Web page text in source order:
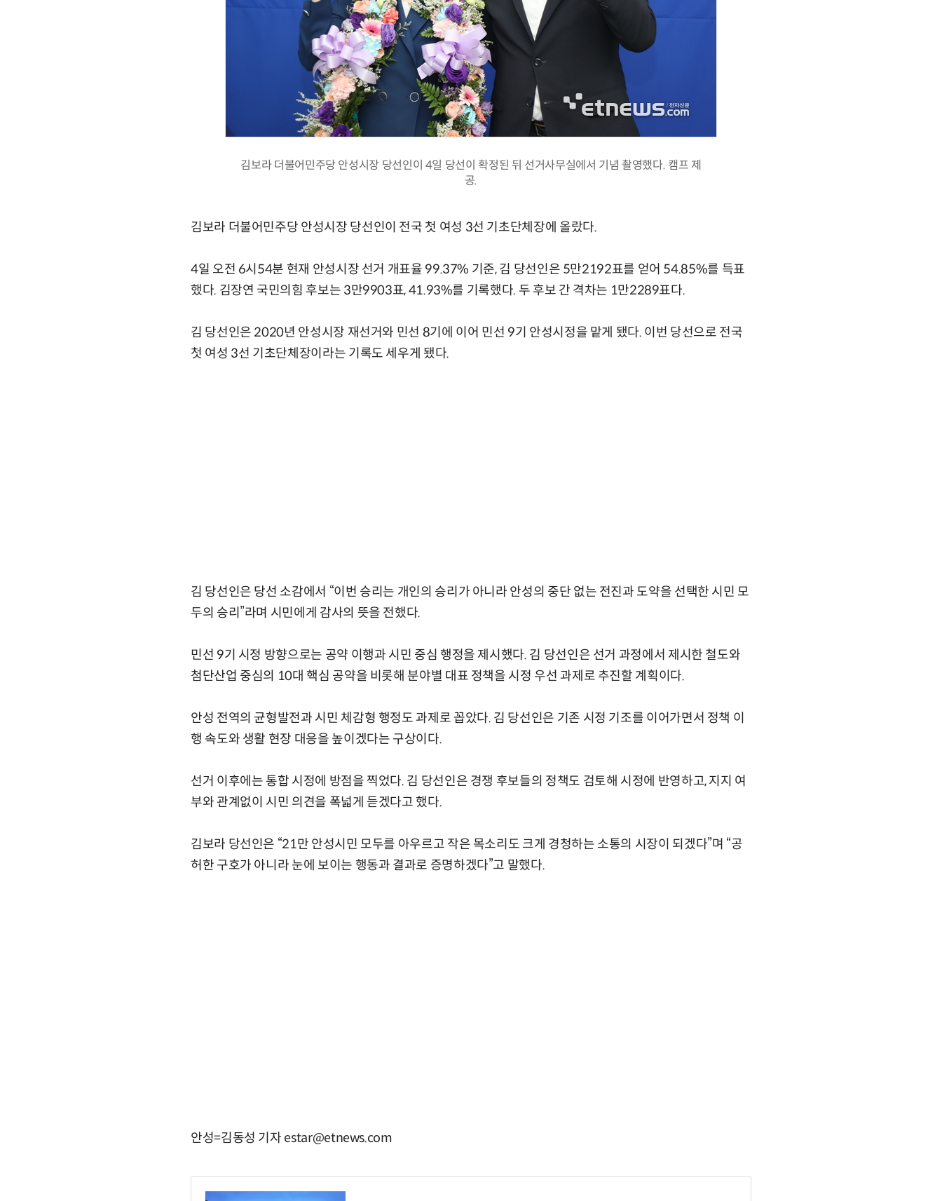
김보라 더불어민주당 안성시장 당선인이 4일 당선이 확정된 뒤 선거사무실에서 기념 촬영했다. 캠프 제
공.
김보라 더불어민주당 안성시장 당선인이 전국 첫 여성 3선 기초단체장에 올랐다.
4일 오전 6시54분 현재 안성시장 선거 개표율 99.37% 기준, 김 당선인은 5만2192표를 얻어 54.85%를 득표
했다. 김장연 국민의힘 후보는 3만9903표, 41.93%를 기록했다. 두 후보 간 격차는 1만2289표다.
김 당선인은 2020년 안성시장 재선거와 민선 8기에 이어 민선 9기 안성시정을 맡게 됐다. 이번 당선으로 전국
첫 여성 3선 기초단체장이라는 기록도 세우게 됐다.
김 당선인은 당선 소감에서 “이번 승리는 개인의 승리가 아니라 안성의 중단 없는 전진과 도약을 선택한 시민 모
두의 승리”라며 시민에게 감사의 뜻을 전했다.
민선 9기 시정 방향으로는 공약 이행과 시민 중심 행정을 제시했다. 김 당선인은 선거 과정에서 제시한 철도와
첨단산업 중심의 10대 핵심 공약을 비롯해 분야별 대표 정책을 시정 우선 과제로 추진할 계획이다.
안성 전역의 균형발전과 시민 체감형 행정도 과제로 꼽았다. 김 당선인은 기존 시정 기조를 이어가면서 정책 이
행 속도와 생활 현장 대응을 높이겠다는 구상이다.
선거 이후에는 통합 시정에 방점을 찍었다. 김 당선인은 경쟁 후보들의 정책도 검토해 시정에 반영하고, 지지 여
부와 관계없이 시민 의견을 폭넓게 듣겠다고 했다.
김보라 당선인은 “21만 안성시민 모두를 아우르고 작은 목소리도 크게 경청하는 소통의 시장이 되겠다”며 “공
허한 구호가 아니라 눈에 보이는 행동과 결과로 증명하겠다”고 말했다.
안성=김동성 기자 estar@etnews.com